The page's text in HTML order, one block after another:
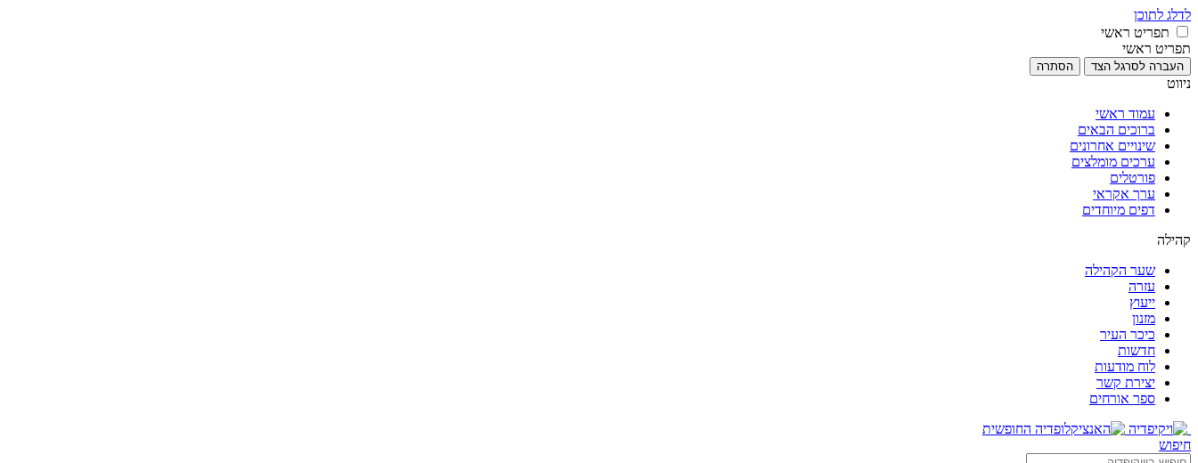
לדלג לתוכן
תפריט ראשי
תפריט ראשי
העברה לסרגל הצד הסתרה
ניווט
עמוד ראשי
ברוכים הבאים
שינויים אחרונים
ערכים מומלצים
פורטלים
ערך אקראי
דפים מיוחדים
קהילה
שער הקהילה
עזרה
ייעוץ
מזנון
כיכר העיר
חדשות
לוח מודעות
יצירת קשר
ספר אורחים
חיפוש